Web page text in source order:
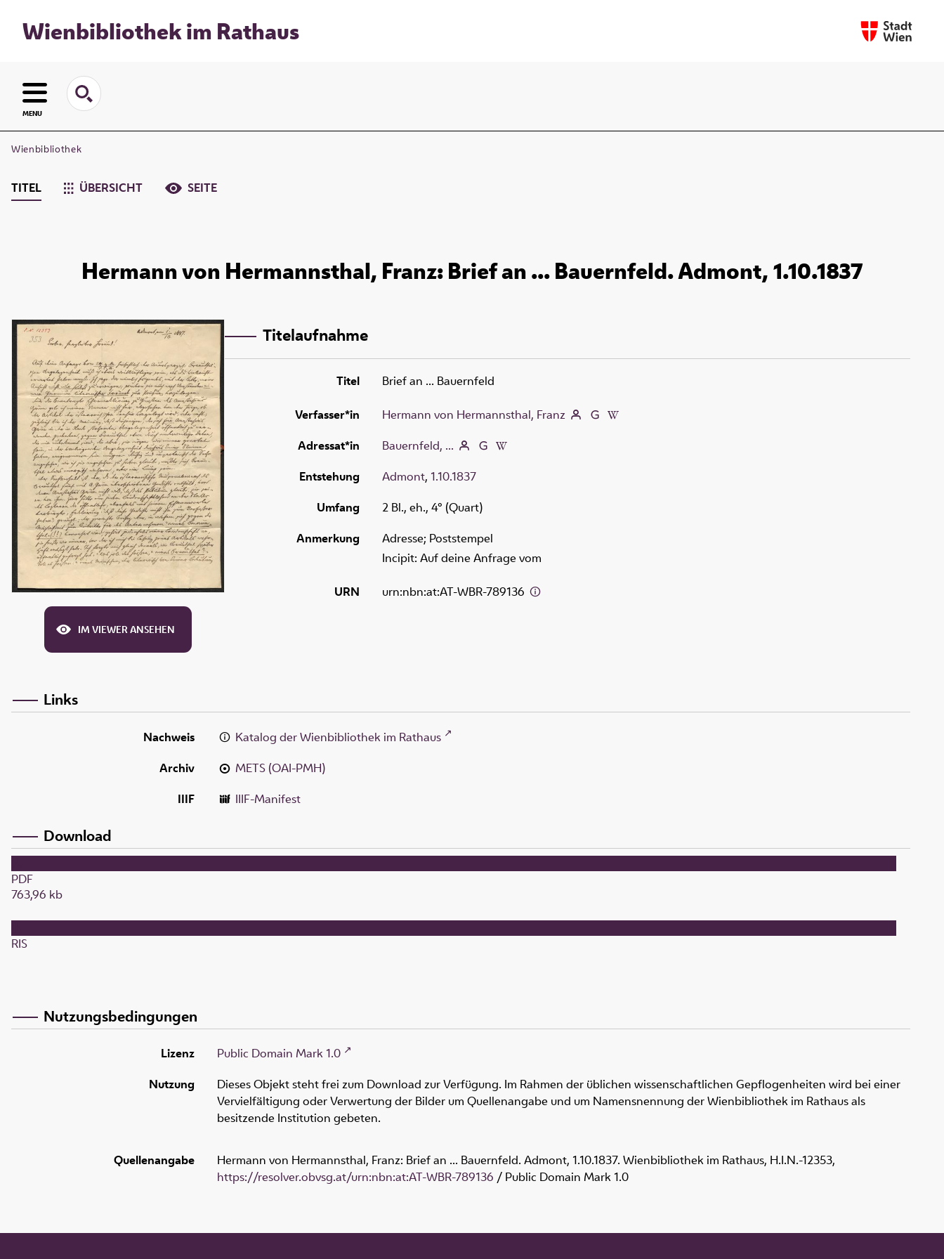
Wienbibliothek im Rathaus
MENU
Wienbibliothek
TITEL ÜBERSICHT SEITE
Hermann von Hermannsthal, Franz: Brief an ... Bauernfeld. Admont, 1.10.1837
IM VIEWER ANSEHEN
Titelaufnahme
Titel Brief an ... Bauernfeld
Verfasser*in
Hermann von Hermannsthal, Franz
Adressat*in
Bauernfeld, ...
Entstehung
Admont, 1.10.1837
Umfang
2 Bl., eh., 4° (Quart)
Anmerkung
Adresse; Poststempel
Incipit: Auf deine Anfrage vom
URN urn:nbn:at:AT-WBR-789136
Links
Nachweis
Katalog der Wienbibliothek im Rathaus
Archiv
METS (OAI-PMH)
IIIF
IIIF-Manifest
Download
PDF
763,96 kb
RIS
Nutzungsbedingungen
Lizenz
Public Domain Mark 1.0
Nutzung
Dieses Objekt steht frei zum Download zur Verfügung. Im Rahmen der üblichen wissenschaftlichen Gepflogenheiten wird bei einer
Vervielfältigung oder Verwertung der Bilder um Quellenangabe und um Namensnennung der Wienbibliothek im Rathaus als
besitzende Institution gebeten.
Quellenangabe Hermann von Hermannsthal, Franz: Brief an ... Bauernfeld. Admont, 1.10.1837. Wienbibliothek im Rathaus, H.I.N.-12353,
https://resolver.obvsg.at/urn:nbn:at:AT-WBR-789136 / Public Domain Mark 1.0